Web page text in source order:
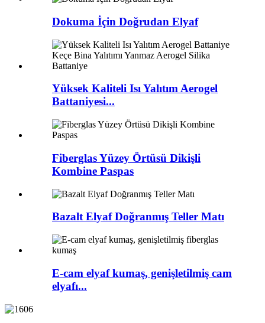
Dokuma İçin Doğrudan Elyaf
Yüksek Kaliteli Isı Yalıtım Aerogel
Battaniyesi...
Fiberglas Yüzey Örtüsü Dikişli
Kombine Paspas
Bazalt Elyaf Doğranmış Teller Matı
E-cam elyaf kumaş, genişletilmiş cam
elyafı...